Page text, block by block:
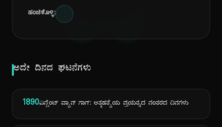
ಹಂಚಿಕೊಳ್ಳಿ:
ಅದೇ ದಿನದ ಘಟನೆಗಳು
1890ವಿನ್ಸೆಂಟ್ ವ್ಯಾನ್ ಗಾಗ್: ಆತ್ಮಹತ್ಯೆಯ ಪ್ರಯತ್ನದ ನಂತರದ ದಿನಗಳು